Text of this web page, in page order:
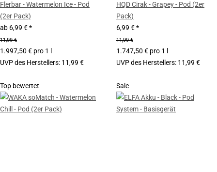
Flerbar - Watermelon Ice - Pod
(2er Pack)
ab 6,99 €*
11,99 €
1.997,50 € pro 1 l
UVP des Herstellers: 11,99 €
HQD Cirak - Grapey - Pod (2er
Pack)
6,99 €*
11,99 €
1.747,50 € pro 1 l
UVP des Herstellers: 11,99 €
Top bewertet Sale